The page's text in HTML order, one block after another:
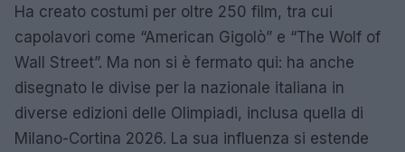
Ha creato costumi per oltre 250 film, tra cui
capolavori come “American Gigolò” e “The Wolf of
Wall Street”. Ma non si è fermato qui: ha anche
disegnato le divise per la nazionale italiana in
diverse edizioni delle Olimpiadi, inclusa quella di
Milano-Cortina 2026. La sua influenza si estende